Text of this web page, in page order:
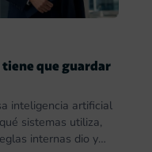
tiene que guardar
inteligencia artificial
sistemas utiliza,
internas dio y